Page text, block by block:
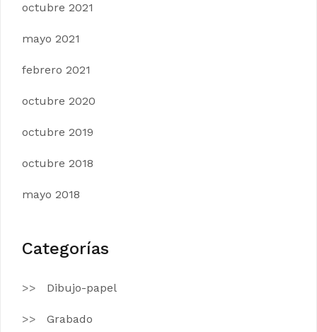
octubre 2021
mayo 2021
febrero 2021
octubre 2020
octubre 2019
octubre 2018
mayo 2018
Categorías
Dibujo-papel
Grabado